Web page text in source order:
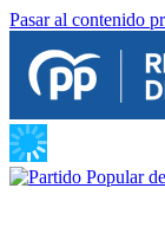
Pasar al contenido